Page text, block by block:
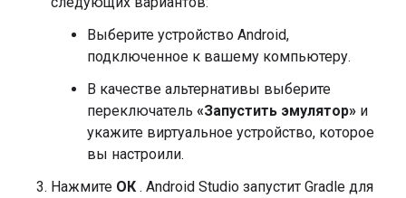
Выберите устройство Android,
подключенное к вашему компьютеру.
В качестве альтернативы выберите
переключатель «Запустить эмулятор» и
укажите виртуальное устройство, которое
вы настроили.
Нажмите ОК . Android Studio запустит Gradle для